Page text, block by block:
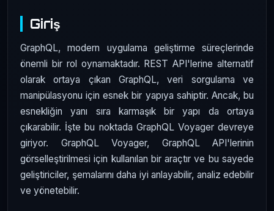
Giriş
GraphQL, modern uygulama geliştirme süreçlerinde
önemli bir rol oynamaktadır. REST API'lerine alternatif
olarak ortaya çıkan GraphQL, veri sorgulama ve
manipülasyonu için esnek bir yapıya sahiptir. Ancak, bu
esnekliğin yanı sıra karmaşık bir yapı da ortaya
çıkarabilir. İşte bu noktada GraphQL Voyager devreye
giriyor. GraphQL Voyager, GraphQL API'lerinin
görselleştirilmesi için kullanılan bir araçtır ve bu sayede
geliştiriciler, şemalarını daha iyi anlayabilir, analiz edebilir
ve yönetebilir.